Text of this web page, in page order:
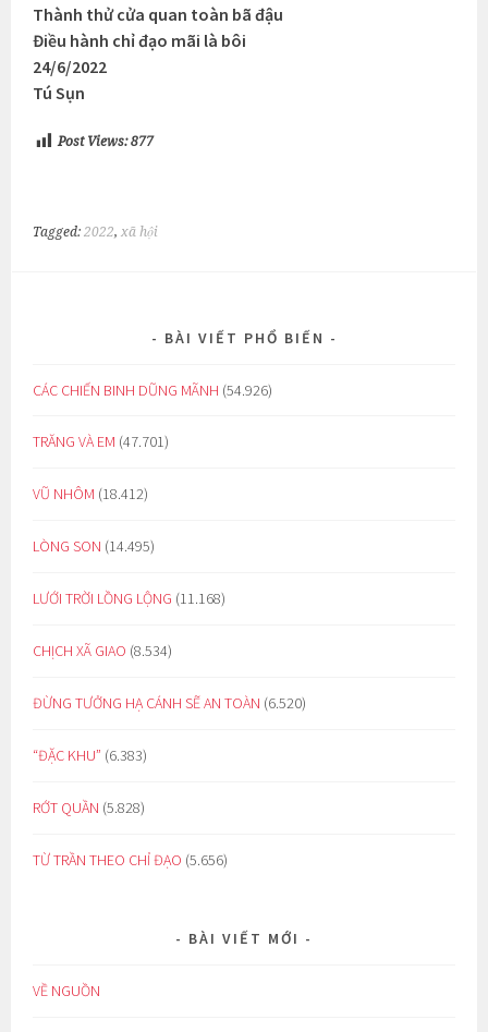
Thành thử cửa quan toàn bã đậu
Điều hành chỉ đạo mãi là bôi
24/6/2022
Tú Sụn
Post Views: 877
Tagged:2022, xã hội
BÀI VIẾT PHỔ BIẾN
CÁC CHIẾN BINH DŨNG MÃNH (54.926)
TRĂNG VÀ EM (47.701)
VŨ NHÔM (18.412)
LÒNG SON (14.495)
LƯỚI TRỜI LỒNG LỘNG (11.168)
CHỊCH XÃ GIAO (8.534)
ĐỪNG TƯỞNG HẠ CÁNH SẼ AN TOÀN (6.520)
“ĐẶC KHU” (6.383)
RỚT QUẦN (5.828)
TỪ TRẦN THEO CHỈ ĐẠO (5.656)
BÀI VIẾT MỚI
VỀ NGUỒN